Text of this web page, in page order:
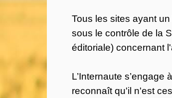
Tous les sites ayant
sous le contrôle de la
éditoriale) concernant
L’Internaute s’engage
reconnaît qu'il n'est